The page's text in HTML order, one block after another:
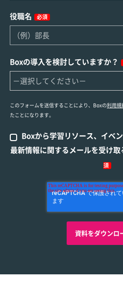
役職名 必須
Boxの導入を検討していますか？
このフォームを送信することにより、Boxの利用規
たことになります。
Boxから学習リソース、イベ
最新情報に関するメールを受け取
須